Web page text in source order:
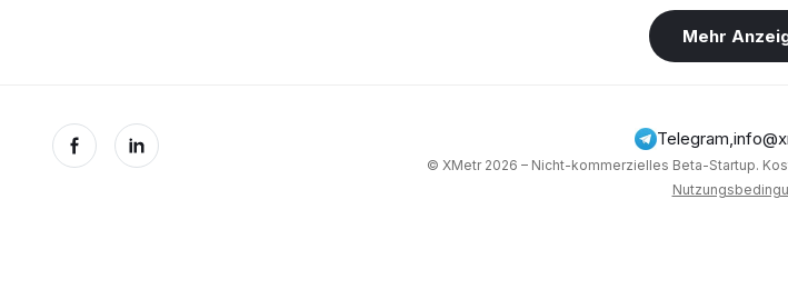
Mehr
Telegram,
© XMetr 2026 – Nicht-kommerzielles Beta-Startup.